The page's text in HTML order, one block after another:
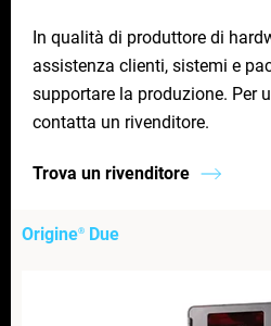
In qualità di produttore di
assistenza clienti, sistemi e
supportare la produzione. Per
contatta un rivenditore.
Trova un rivenditore
Origine® Due